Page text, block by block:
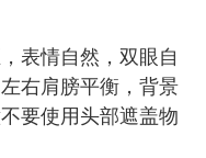
表情自然，双眼自
右肩膀平衡，背景
要使用头部遮盖物